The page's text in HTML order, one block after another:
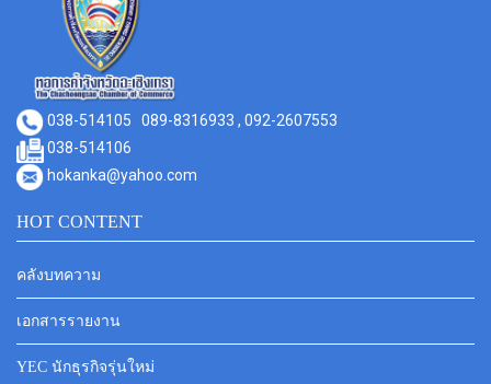
038-514105 089-8316933 , 092-2607553
038-514106
hokanka@yahoo.com
HOT CONTENT
คลังบทความ
เอกสารรายงาน
YEC นักธุรกิจรุ่นใหม่